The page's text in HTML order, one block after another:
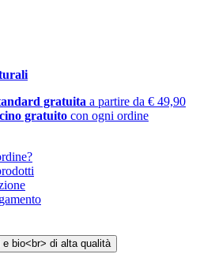
gratuita a partire da € 49,90
gratuito con ogni ordine